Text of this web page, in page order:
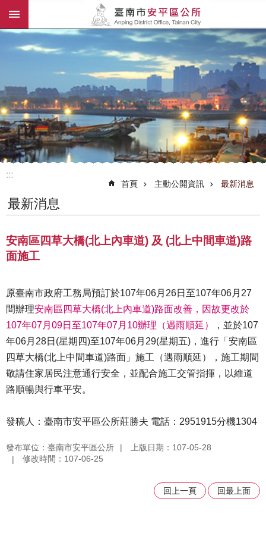
跳到主要內容區塊
:::
首頁 主動公開資訊 最新消息
最新消息
安南區四草大橋(北上內車道) 及 (北上中間車道)路
面施工
原臺南市政府工務局預訂於107年06月26日至107年06月27
間辦理安南區四草大橋(北上內車道)路面改善，因故更改於
107年07月09日至107年07月10辦理（遇雨順延）
，並於107
年06月28日(星期四)至107年06月29(星期五)，進行「安南區
四草大橋(北上中間車道)路面」施工（遇雨順延），施工期間
敬請住家居民注意通行安全，並配合施工交管指揮，以維道
路順暢與行車平安。
發稿人：臺南市安平區公所莊勝夫 電話：2951915分機1304
發布單位：臺南市安平區公所
上版日期：107-05-28
修改時間：107-06-25
回上一頁 回最上面